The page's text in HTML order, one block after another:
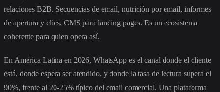
relaciones B2B. Secuencias de email, nutrición por email, informes
de apertura y clics, CMS para landing pages. Es un ecosistema
coherente para quien opera así.
En América Latina en 2026, WhatsApp es el canal donde el cliente
está, donde espera ser atendido, y donde la tasa de lectura supera el
90%, frente al 20-25% típico del email comercial. Una plataforma